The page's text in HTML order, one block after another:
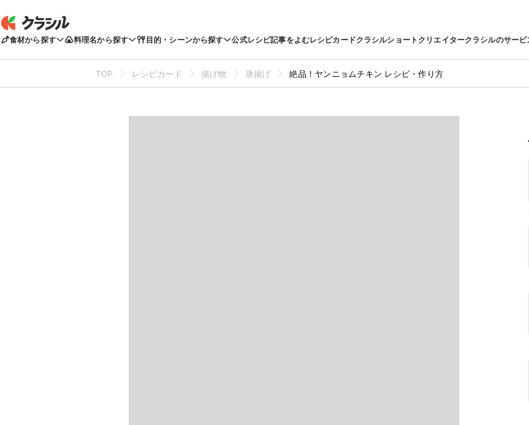
食材から探す 料理名から探す 目的・シーンから探す 公式レシピ記事をよむレシピカードクラシルショートクリエイタークラシルのサービ
TOP レシピカード 揚げ物 唐揚げ 絶品！ヤンニョムチキン レシピ・作り方